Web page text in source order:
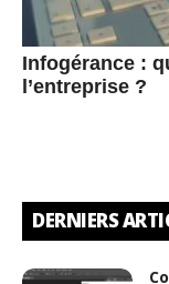
Infogérance :
l’entreprise ?
DERNIERS